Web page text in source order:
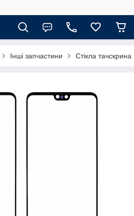
Інші запчастини Стікла тачскрина